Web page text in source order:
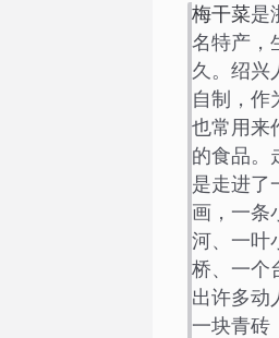
梅干菜是
名特产，
久。绍兴
自制，作
也常用来
的食品。
是走进了
画，一条
河、一叶
桥、一个
出许多动
一块青砖